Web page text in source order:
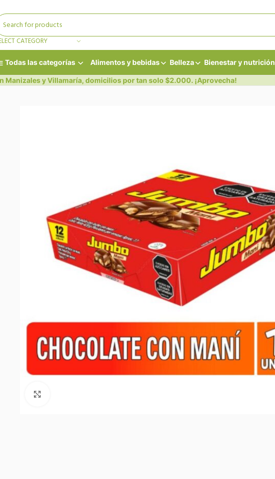
CATEGORY
Todas las categorías Alimentos y bebidas Belleza Bienestar y nutrición
Manizales y Villamaría, domicilios por tan solo $2.000. ¡Aprovecha!